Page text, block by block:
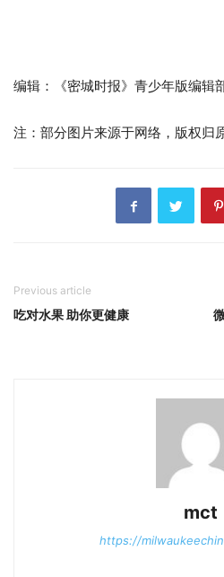
编辑：《密城时报》青少年版编辑
注：部分图片来源于网络，版权归
Previous article
吃对水果 助你更健康
mct
https://